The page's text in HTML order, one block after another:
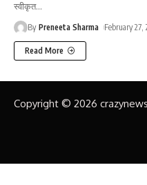
स्वीकृत…
By Preneeta Sharma February 27,
Read More
Copyright © 2026